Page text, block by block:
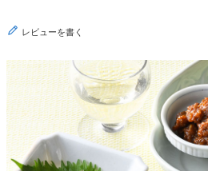
レビューを書く